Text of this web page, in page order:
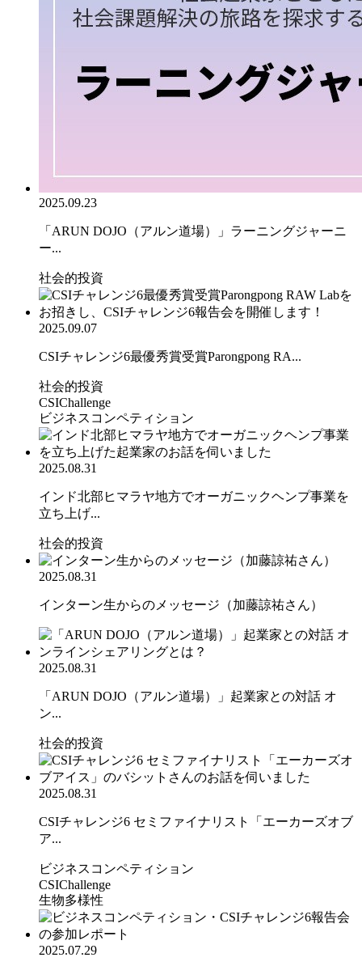
2025.09.23
「ARUN DOJO（アルン道場）」ラーニングジャーニ
ー...
社会的投資
2025.09.07
CSIチャレンジ6最優秀賞受賞Parongpong RA...
社会的投資
CSIChallenge
ビジネスコンペティション
2025.08.31
インド北部ヒマラヤ地方でオーガニックヘンプ事業を
立ち上げ...
社会的投資
2025.08.31
インターン生からのメッセージ（加藤諒祐さん）
2025.08.31
「ARUN DOJO（アルン道場）」起業家との対話 オ
ン...
社会的投資
2025.08.31
CSIチャレンジ6 セミファイナリスト「エーカーズオブ
ア...
ビジネスコンペティション
CSIChallenge
生物多様性
2025.07.29